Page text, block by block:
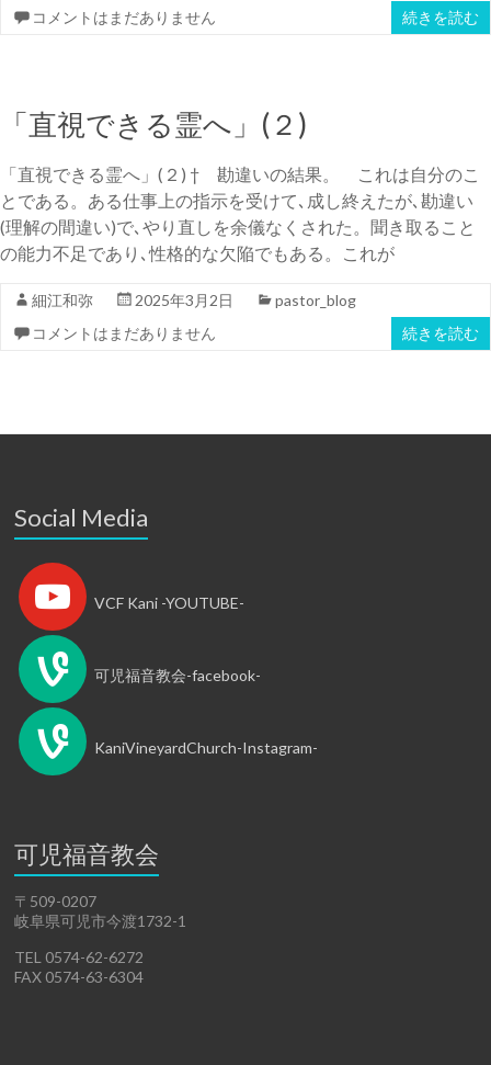
コメントはまだありません
続きを読む
「直視できる霊へ」(２)
「直視できる霊へ」(２) † 勘違いの結果。 これは自分のこ
とである。ある仕事上の指示を受けて､成し終えたが､勘違い
(理解の間違い)で､やり直しを余儀なくされた。聞き取ること
の能力不足であり､性格的な欠陥でもある。これが
細江和弥 2025年3月2日
pastor_blog
コメントはまだありません
続きを読む
Social Media
VCF Kani -YOUTUBE-
可児福音教会-facebook-
KaniVineyardChurch-Instagram-
可児福音教会
〒509-0207
岐阜県可児市今渡1732-1
TEL 0574-62-6272
FAX 0574-63-6304